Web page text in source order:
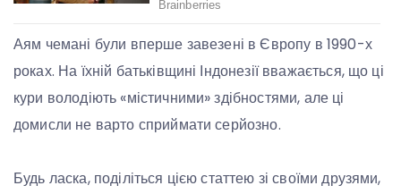
Аям чемані були вперше завезені в Європу в 1990-х
роках. На їхній батьківщині Індонезії вважається, що ці
кури володіють «містичними» здібностями, але ці
домисли не варто сприймати серйозно.
Будь ласка, поділіться цією статтею зі своїми друзями,